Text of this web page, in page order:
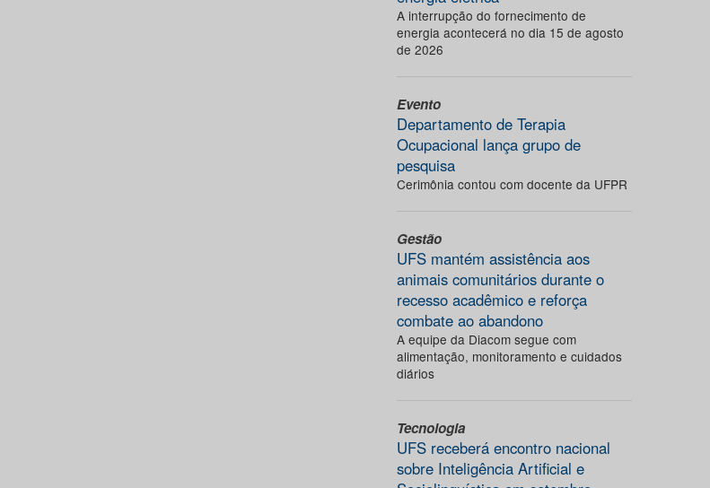
A interrupção do fornecimento de
energia acontecerá no dia 15 de agosto
de 2026
Evento
Departamento de Terapia
Ocupacional lança grupo de
pesquisa
Cerimônia contou com docente da UFPR
Gestão
UFS mantém assistência aos
animais comunitários durante o
recesso acadêmico e reforça
combate ao abandono
A equipe da Diacom segue com
alimentação, monitoramento e cuidados
diários
Tecnologia
UFS receberá encontro nacional
sobre Inteligência Artificial e